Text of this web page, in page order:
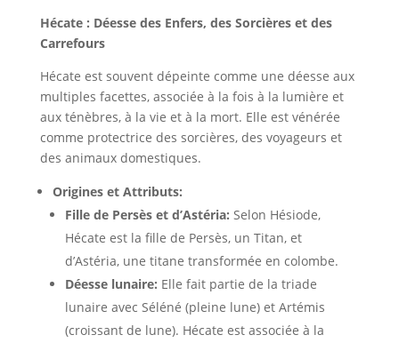
Hécate : Déesse des Enfers, des Sorcières et des
Carrefours
Hécate est souvent dépeinte comme une déesse aux
multiples facettes, associée à la fois à la lumière et
aux ténèbres, à la vie et à la mort. Elle est vénérée
comme protectrice des sorcières, des voyageurs et
des animaux domestiques.
Origines et Attributs:
Fille de Persès et d’Astéria: Selon Hésiode,
Hécate est la fille de Persès, un Titan, et
d’Astéria, une titane transformée en colombe.
Déesse lunaire: Elle fait partie de la triade
lunaire avec Séléné (pleine lune) et Artémis
(croissant de lune). Hécate est associée à la